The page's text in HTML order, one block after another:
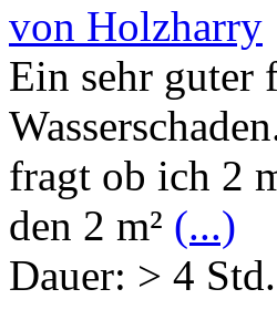
von Holzharry
Ein sehr guter
fragt ob ich 2
den 2 m² (...)
Dauer: > 4 Std.